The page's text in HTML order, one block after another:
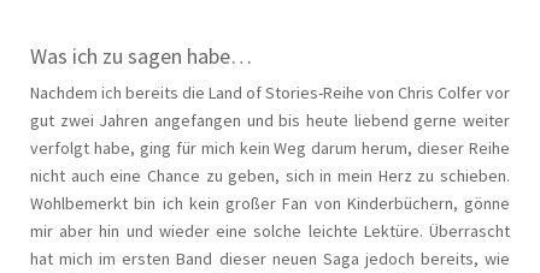
Was ich zu sagen habe…
Nachdem ich bereits die Land of Stories-Reihe von Chris Colfer vor
gut zwei Jahren angefangen und bis heute liebend gerne weiter
verfolgt habe, ging für mich kein Weg darum herum, dieser Reihe
nicht auch eine Chance zu geben, sich in mein Herz zu schieben.
Wohlbemerkt bin ich kein großer Fan von Kinderbüchern, gönne
mir aber hin und wieder eine solche leichte Lektüre. Überrascht
hat mich im ersten Band dieser neuen Saga jedoch bereits, wie